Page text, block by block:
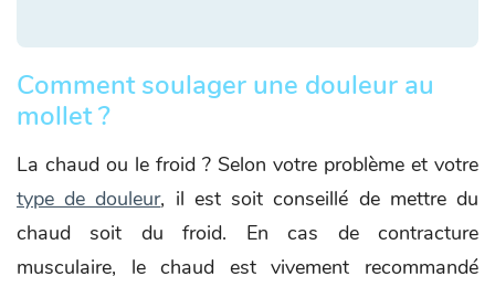
Comment soulager une douleur au
mollet ?
La chaud ou le froid ? Selon votre problème et votre
type de douleur, il est soit conseillé de mettre du
chaud soit du froid. En cas de contracture
musculaire, le chaud est vivement recommandé